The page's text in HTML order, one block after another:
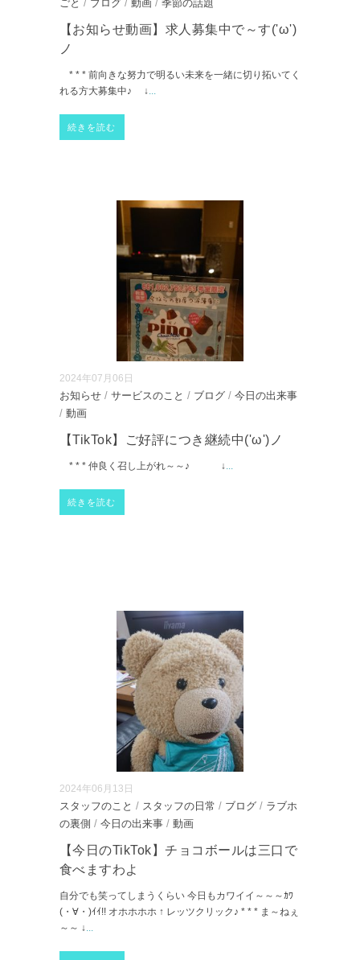
ごと / ブログ / 動画 / 季節の話題
【お知らせ動画】求人募集中で～す('ω')
ノ
* * * 前向きな努力で明るい未来を一緒に切り拓いてく
れる方大募集中♪ ↓...
続きを読む
2024年07月06日
お知らせ / サービスのこと / ブログ / 今日の出来事
/ 動画
【TikTok】ご好評につき継続中('ω')ノ
* * * 仲良く召し上がれ～～♪ ↓...
続きを読む
2024年06月13日
スタッフのこと / スタッフの日常 / ブログ / ラブホ
の裏側 / 今日の出来事 / 動画
【今日のTikTok】チョコボールは三口で
食べますわよ
自分でも笑ってしまうくらい 今日もカワイイ～～～ｶﾜ
(・∀・)ｲｲ!! オホホホホ ↑ レッツクリック♪ * * * ま～ねぇ
～～ ↓...